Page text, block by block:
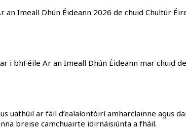
Imeall Dhún Éideann 2026 de chuid Chultúr
i bhFéile Ar an Imeall Dhún Éideann mar chuid
uathúil ar fáil d’ealaíontóirí amharclainne agus
breise camchuairte idirnáisiúnta a fháil.